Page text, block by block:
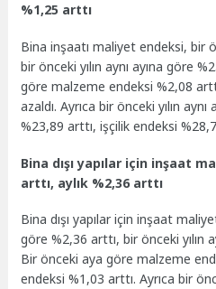
%1,25 arttı
Bina inşaatı maliyet endeksi, bir
bir önceki yılın aynı ayına göre
göre malzeme endeksi %2,08
azaldı. Ayrıca bir önceki yılın
%23,89 arttı, işçilik endeksi
Bina dışı yapılar için inşaat
arttı, aylık %2,36 arttı
Bina dışı yapılar için inşaat
göre %2,36 arttı, bir önceki yılın
Bir önceki aya göre malzeme
endeksi %1,03 arttı. Ayrıca bir